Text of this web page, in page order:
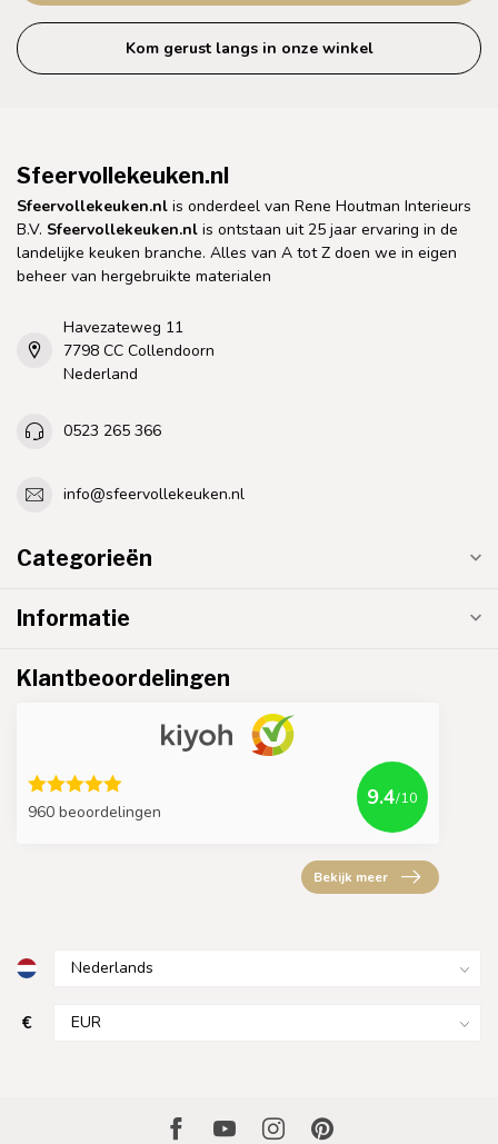
Kom gerust langs in onze winkel
Sfeervollekeuken.nl
Sfeervollekeuken.nl is onderdeel van Rene Houtman Interieurs
B.V. Sfeervollekeuken.nl is ontstaan uit 25 jaar ervaring in de
landelijke keuken branche. Alles van A tot Z doen we in eigen
beheer van hergebruikte materialen
Havezateweg 11
7798 CC Collendoorn
Nederland
0523 265 366
info@sfeervollekeuken.nl
Categorieën
Informatie
Klantbeoordelingen
960 beoordelingen
9.4/10
Bekijk meer
€